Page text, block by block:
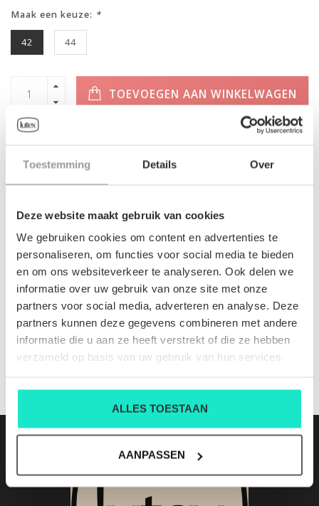
Toestemming Details Over
Deze website maakt gebruik van cookies
We gebruiken cookies om content en advertenties te
personaliseren, om functies voor social media te bieden
en om ons websiteverkeer te analyseren. Ook delen we
informatie over uw gebruik van onze site met onze
partners voor social media, adverteren en analyse. Deze
partners kunnen deze gegevens combineren met andere
informatie die u aan ze heeft verstrekt of die ze hebben
verzameld op basis van uw gebruik van hun services.
ALLES TOESTAAN
AANPASSEN
Maak een keuze: *
42 44
TOEVOEGEN AAN WINKELWAGEN
INFORMATIE
Geen informatie gevonden
NYSCrop CBE074 cl 288
Nog niet gewaardeerd
0 sterren op basis van 0 beoordelingen